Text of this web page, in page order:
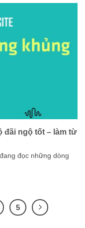
đãi ngộ tốt – làm từ
đọc những dòng
5